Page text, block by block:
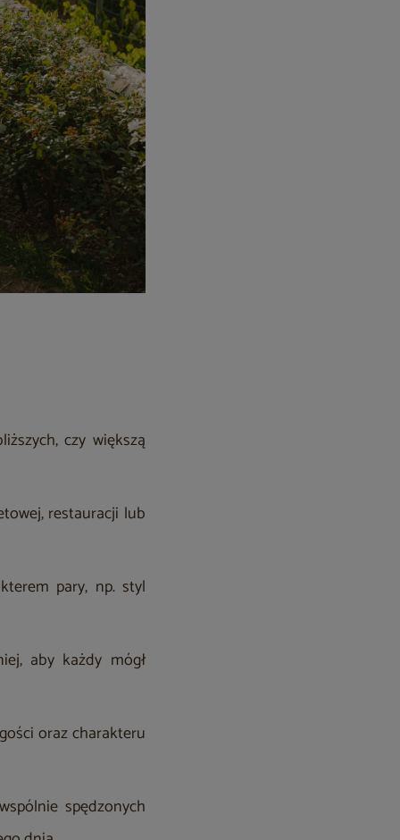
czy większą
restauracji lub
pary, np. styl
aby każdy mógł
oraz charakteru
spędzonych